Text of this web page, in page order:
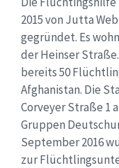
2015 von Jutta
gegründet. Es
der Heinser
bereits 50
Afghanistan. Die
Corveyer Straße 1
Gruppen
September 2016
zur